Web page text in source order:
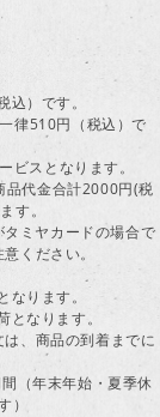
）です。
律510円（税込）で
ビスとなります。
品代金合計2000円(税
す。
ミヤカードの場合で
ください。
ります。
なります。
、商品の到着までに
（年末年始・夏季休
）